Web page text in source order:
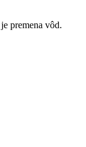
premena vôd.